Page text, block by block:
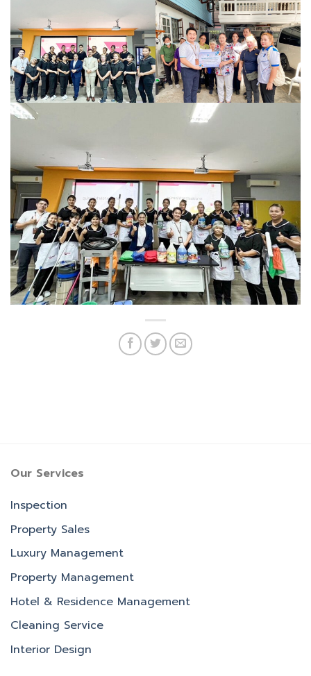
Our Services
Inspection
Property Sales
Luxury Management
Property Management
Hotel & Residence Management
Cleaning Service
Interior Design